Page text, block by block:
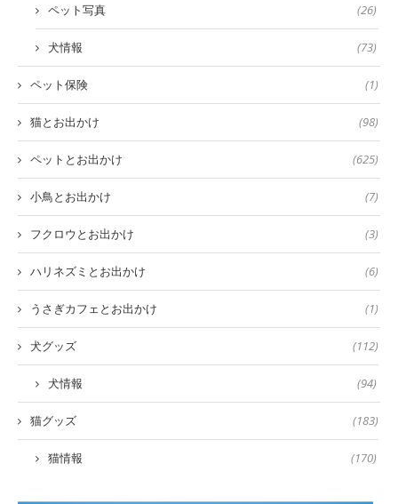
ペット写真 (26)
犬情報 (73)
ペット保険 (1)
猫とお出かけ (98)
ペットとお出かけ (625)
小鳥とお出かけ (7)
フクロウとお出かけ (3)
ハリネズミとお出かけ (6)
うさぎカフェとお出かけ (1)
犬グッズ (112)
犬情報 (94)
猫グッズ (183)
猫情報 (170)